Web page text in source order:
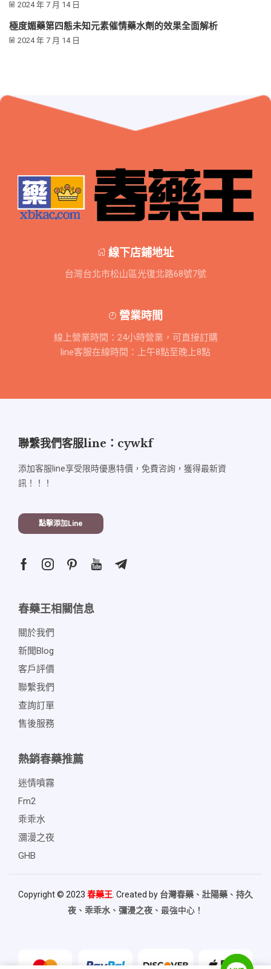
2024 年 7 月 14 日
極度媚藥第四態未知元素催情藥水劑的效果全面解析
2024 年 7 月 14 日
線下店鋪地址
台灣台北市松山區光復北路68號7號
營業時間
線上營業時間：24小時營業，可直接訂購
line客服在線時間：上午8點至晚上8點
聯繫我們客服line：cywkf
添加客服line享受限時優惠特價，免費咨詢，獲得最新資
訊！！！
點擊添加line
春藥王相關信息
關於我們
新聞blog
客戶評價
聯繫我們
查詢訂單
售後服務
熱銷春藥推薦
迷情噴霧
Fm2
乖乖水
瀰漫之夜
GHB
Copyright © 2023 春藥王. Created by 台灣春藥 、 壯陽藥 、 持久
夜 、 乖乖水、 彌漫之夜 、最強中心！